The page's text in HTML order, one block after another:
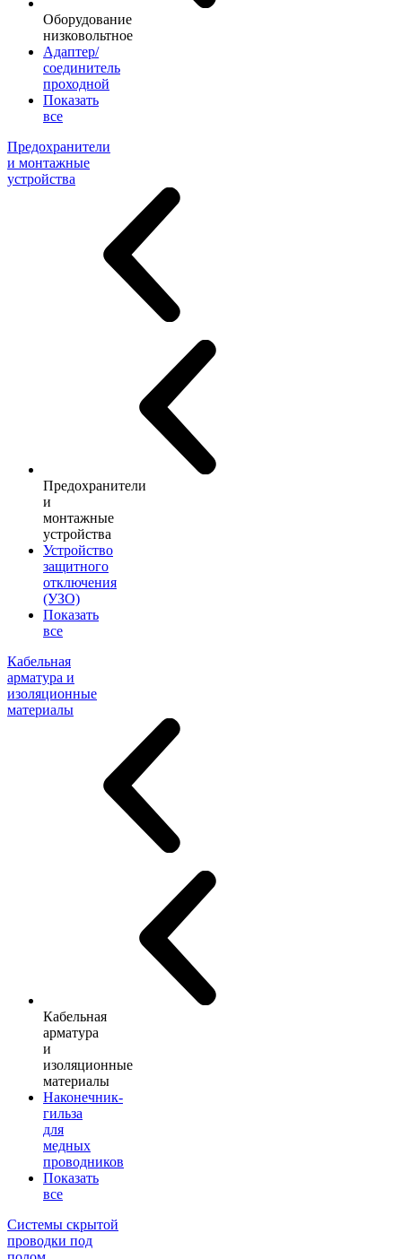
Оборудование
низковольтное
Адаптер/
соединитель
проходной
Показать
все
Предохранители
и монтажные
устройства
Предохранители
и
монтажные
устройства
Устройство
защитного
отключения
(УЗО)
Показать
все
Кабельная
арматура и
изоляционные
материалы
Кабельная
арматура
и
изоляционные
материалы
Наконечник-
гильза
для
медных
проводников
Показать
все
Системы скрытой
проводки под